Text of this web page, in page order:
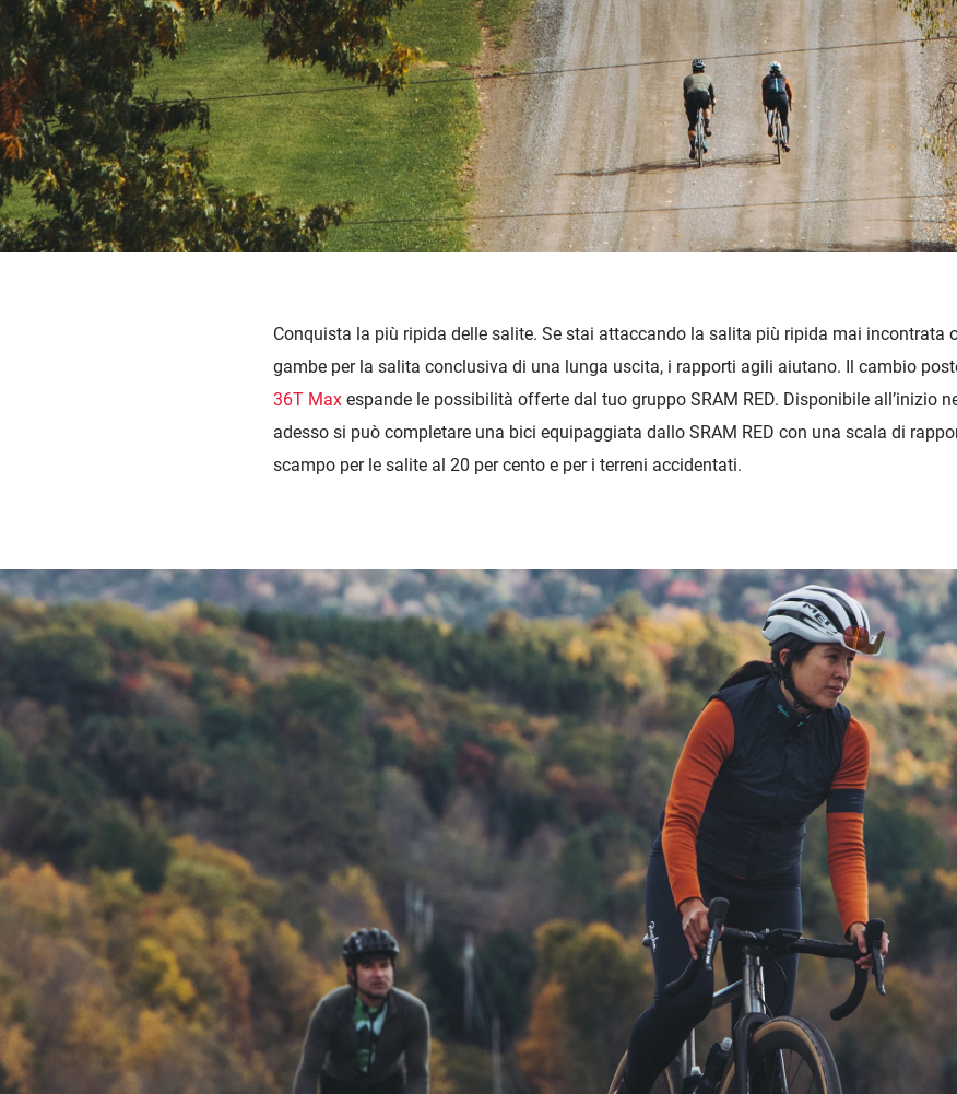
Eagle 70
Eagle 1987 -
Limitierte Auflage
MOUNTAINBIKE HOME
ROAD HOME
Conquista la più ripida delle salite. Se stai attaccando la salita più ripida mai incontrata
gambe per la salita conclusiva di una lunga uscita, i rapporti agili aiutano. Il cambio
36T Maxespande le possibilità offerte dal tuo gruppo SRAM RED. Disponibile all’inizio
adesso si può completare una bici equipaggiata dallo SRAM RED con una scala di
scampo per le salite al 20 per cento e per i terreni accidentati.